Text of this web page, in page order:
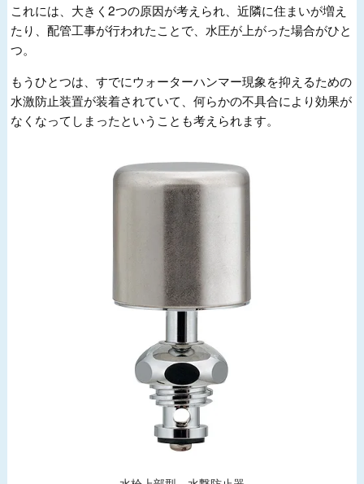
これには、大きく2つの原因が考えられ、近隣に住まいが増え
たり、配管工事が行われたことで、水圧が上がった場合がひと
つ。
もうひとつは、すでにウォーターハンマー現象を抑えるための
水激防止装置が装着されていて、何らかの不具合により効果が
なくなってしまったということも考えられます。